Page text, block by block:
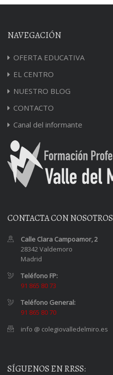
NAVEGACIÓN
OFERTA EDUCATIVA
EL CENTRO
NUESTRO BLOG
CONTACTO
Canal del informante
CONTACTA CON NOSOTROS
Calle Clara Campoamor, 2
28342 Valdemoro
Madrid
Teléfono FP:
91 865 80 73
Teléfono General:
91 865 80 70
info @ colegiovalledelmiro.es
SÍGUENOS EN RRSS: